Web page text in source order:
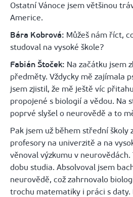
Ostatní Vánoce jsem většinou
Americe.
Bára Kobrová: Můžeš nám říct,
studoval na vysoké škole?
Fabián Štoček: Na začátku jsem
předměty. Vždycky mě zajímala
jsem zjistil, že mě ještě víc
propojené s biologií a vědou. Na
poprvé slyšel o neurovědě a to
Pak jsem už během střední školy
profesory na univerzitě a na
věnoval výzkumu v neurovědách.
dobu studia. Absolvoval jsem
neurovědě, což zahrnovalo
trochu matematiky i práci s daty.